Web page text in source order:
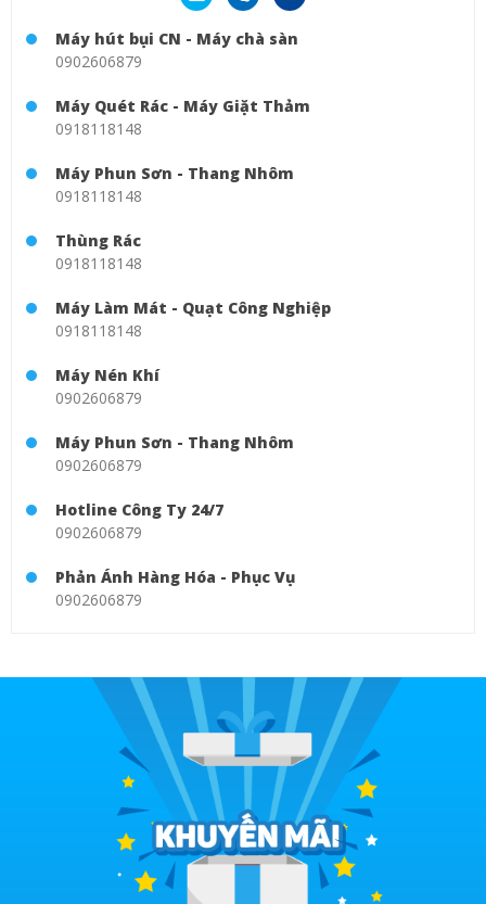
Máy hút bụi CN - Máy chà sàn
0902606879
Máy Quét Rác - Máy Giặt Thảm
0918118148
Máy Phun Sơn - Thang Nhôm
0918118148
Thùng Rác
0918118148
Máy Làm Mát - Quạt Công Nghiệp
0918118148
Máy Nén Khí
0902606879
Máy Phun Sơn - Thang Nhôm
0902606879
Hotline Công Ty 24/7
0902606879
Phản Ánh Hàng Hóa - Phục Vụ
0902606879